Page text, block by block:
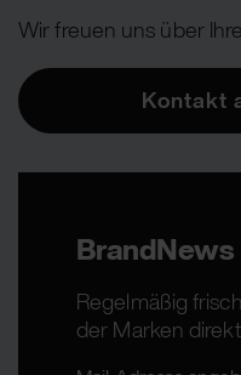
Wir freuen uns über
Kontakt
BrandNews
Regelmäßig
der Marken